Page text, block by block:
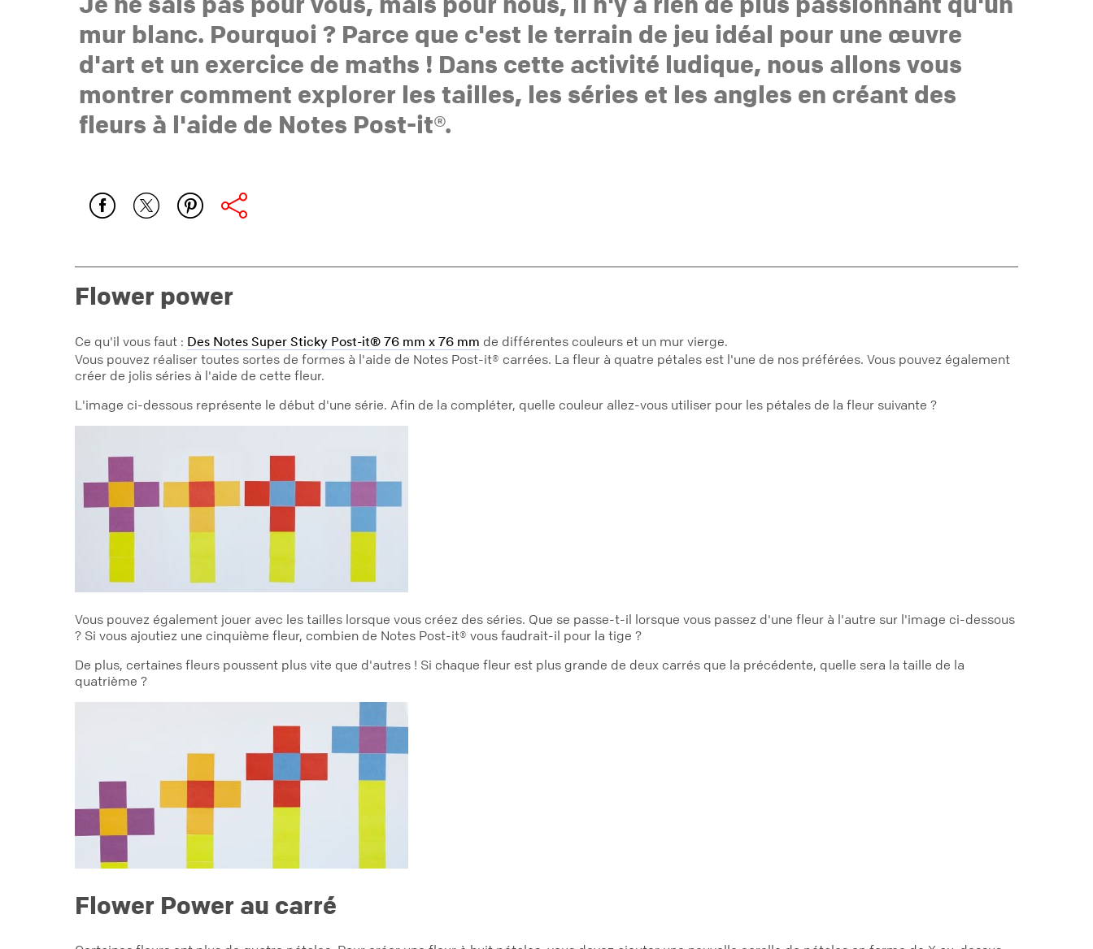
mur blanc. Pourquoi ? Parce que c'est le terrain de jeu idéal pour une œuvre
d'art et un exercice de maths ! Dans cette activité ludique, nous allons vous
montrer comment explorer les tailles, les séries et les angles en créant des
fleurs à l'aide de Notes Post-it®.
Flower power
Ce qu'il vous faut : Des Notes Super Sticky Post-it® 76 mm x 76 mm de différentes couleurs et un mur vierge.
Vous pouvez réaliser toutes sortes de formes à l'aide de Notes Post-it® carrées. La fleur à quatre pétales est l'une de nos préférées. Vous pouvez également
créer de jolis séries à l'aide de cette fleur.
L'image ci-dessous représente le début d'une série. Afin de la compléter, quelle couleur allez-vous utiliser pour les pétales de la fleur suivante ?
Vous pouvez également jouer avec les tailles lorsque vous créez des séries. Que se passe-t-il lorsque vous passez d'une fleur à l'autre sur l'image ci-dessous
? Si vous ajoutiez une cinquième fleur, combien de Notes Post-it® vous faudrait-il pour la tige ?
De plus, certaines fleurs poussent plus vite que d'autres ! Si chaque fleur est plus grande de deux carrés que la précédente, quelle sera la taille de la
quatrième ?
Flower Power au carré